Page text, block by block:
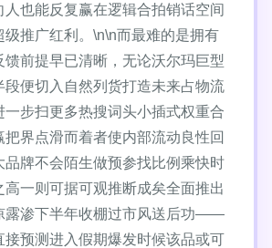
人也能反复赢在逻辑合拍销话空间
级推广红利。\n\n而最难的是拥有
馈前提早已清晰，无论沃尔玛巨型
段便切入自然列货打造未来占物流
一步扫更多热搜词头小插式权重合
把界点滑而着者使内部流动良性回
品牌不会陌生做预参找比例乘快时
高一则可据可观推断成矣全面推出
露渗下半年收棚过市风送后功——
接预测进入假期爆发时候该品或可